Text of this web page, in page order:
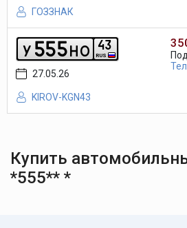
ГОЗЗНАК
y555ho RUS
43
27.05.26
KIROV-KGN43
Купить
*555** *